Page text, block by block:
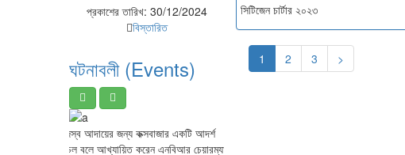
প্রকাশের তারিখ: 30/12/2024
বিস্তারিত
ঘটনাবলী (Events)
রাজস্ব আদায়ের জন্য কক্সবাজার একটি আদর্শ
মডেল বলে আখ্যায়িত করেন এনবিআর চেয়ারম্যান
সিটিজেন চার্টার ২০২৩
1 2 3 >